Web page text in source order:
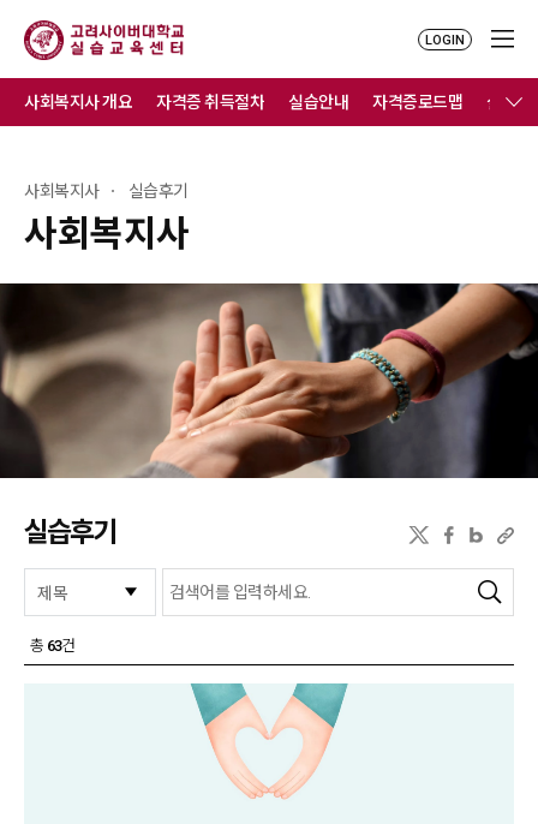
LOGIN
사회복지사
사회복지사 실습후기
사회복지사 개요 자격증 취득절차 실습안내 자격증로드맵 실습연
실습후기
총 63건